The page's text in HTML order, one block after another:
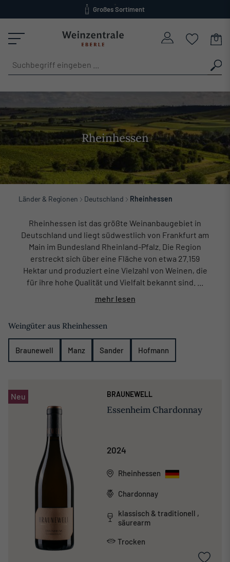
Großes Sortiment
Rheinhessen
Länder & Regionen Deutschland Rheinhessen
Rheinhessen ist das größte Weinanbaugebiet in
Deutschland und liegt südwestlich von Frankfurt am
Main im Bundesland Rheinland-Pfalz. Die Region
erstreckt sich über eine Fläche von etwa 27.159
Hektar und produziert eine Vielzahl von Weinen, die
für ihre hohe Qualität und Vielfalt bekannt sind. ...
mehr lesen
Weingüter aus Rheinhessen
Braunewell Manz Sander Hofmann
Neu BRAUNEWELL
Essenheim Chardonnay
2024
Rheinhessen
Chardonnay
klassisch & traditionell ,
säurearm
Trocken